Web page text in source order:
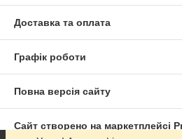
Доставка та оплата
Графік роботи
Повна версія сайту
Сайт створено на маркетплейсі